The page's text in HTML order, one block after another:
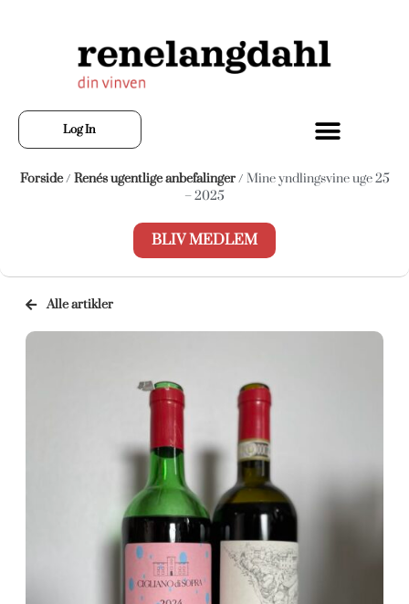
Log In
Forside/ Renés ugentlige anbefalinger/ Mine yndlingsvine uge 25
– 2025
BLIV MEDLEM
Alle artikler